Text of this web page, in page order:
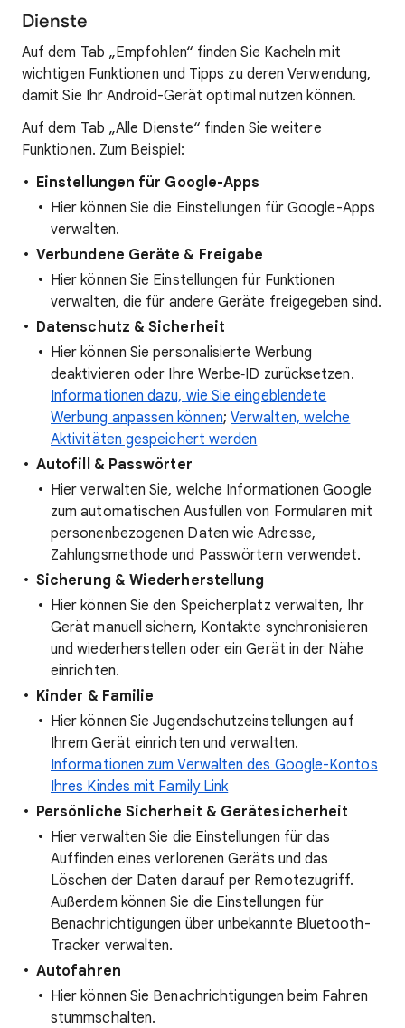
Dienste
Auf dem Tab „Empfohlen“ finden Sie Kacheln mit
wichtigen Funktionen und Tipps zu deren Verwendung,
damit Sie Ihr Android-Gerät optimal nutzen können.
Auf dem Tab „Alle Dienste“ finden Sie weitere
Funktionen. Zum Beispiel:
Einstellungen für Google-Apps
Hier können Sie die Einstellungen für Google-Apps
verwalten.
Verbundene Geräte & Freigabe
Hier können Sie Einstellungen für Funktionen
verwalten, die für andere Geräte freigegeben sind.
Datenschutz & Sicherheit
Hier können Sie personalisierte Werbung
deaktivieren oder Ihre Werbe‑ID zurücksetzen.
Informationen dazu, wie Sie eingeblendete
Werbung anpassen können;Verwalten, welche
Aktivitäten gespeichert werden
Autofill & Passwörter
Hier verwalten Sie, welche Informationen Google
zum automatischen Ausfüllen von Formularen mit
personenbezogenen Daten wie Adresse,
Zahlungsmethode und Passwörtern verwendet.
Sicherung & Wiederherstellung
Hier können Sie den Speicherplatz verwalten, Ihr
Gerät manuell sichern, Kontakte synchronisieren
und wiederherstellen oder ein Gerät in der Nähe
einrichten.
Kinder & Familie
Hier können Sie Jugendschutzeinstellungen auf
Ihrem Gerät einrichten und verwalten.
Informationen zum Verwalten des Google-Kontos
Ihres Kindes mit Family Link
Persönliche Sicherheit & Gerätesicherheit
Hier verwalten Sie die Einstellungen für das
Auffinden eines verlorenen Geräts und das
Löschen der Daten darauf per Remotezugriff.
Außerdem können Sie die Einstellungen für
Benachrichtigungen über unbekannte Bluetooth-
Tracker verwalten.
Autofahren
Hier können Sie Benachrichtigungen beim Fahren
stummschalten.